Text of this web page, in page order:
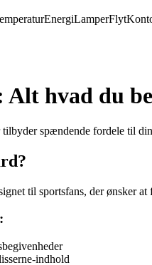
EnergiLamperFlyt
hvad du
spændende fordele til
til sportsfans, der ønsker
indhold